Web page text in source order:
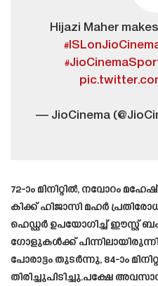
Hijazi Maher
— JioCinema
72-ാം മിനിറ്റിൽ, നവോറം
കിക്ക് ഹിജാസി മഹർ
ഹെഡ്ഡർ ഉപയോഗിച്ച് ഈസ്റ്റ്
ഗോളുകൾക്ക്
പോരാട്ടം തുടർന്നു, 84-ാം
തിരിച്ചുപിടിച്ചു.പക്ഷേ